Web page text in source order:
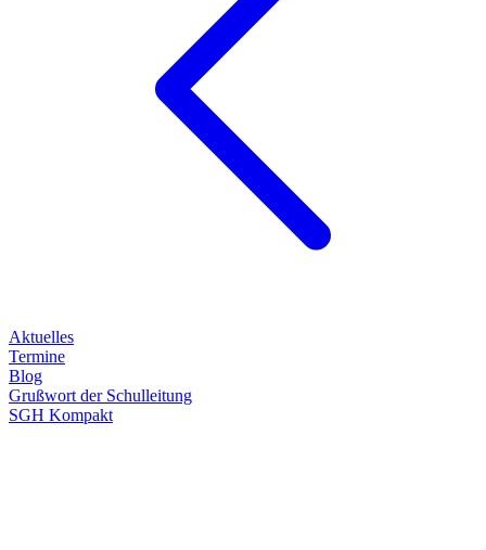
Aktuelles
Termine
Blog
Grußwort der Schulleitung
SGH Kompakt